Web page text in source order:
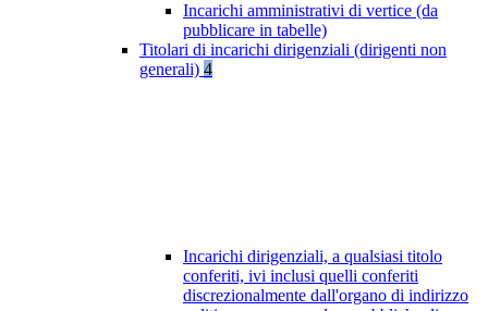
Incarichi amministrativi di vertice (da
pubblicare in tabelle)
Titolari di incarichi dirigenziali (dirigenti non
generali) 4
Incarichi dirigenziali, a qualsiasi titolo
conferiti, ivi inclusi quelli conferiti
discrezionalmente dall'organo di indirizzo